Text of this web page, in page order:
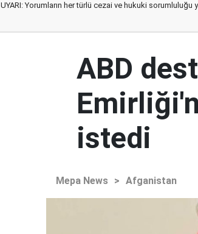
UYARI: Yorumların her türlü cezai ve hukuki
ABD
istedi
Mepa News > Afganistan